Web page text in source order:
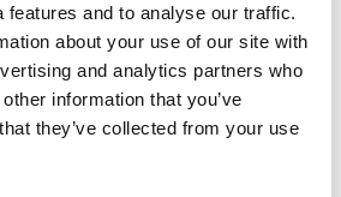
features and to analyse our traffic.
about your use of our site with
and analytics partners who
information that you’ve
they’ve collected from your use
Olpińska-Szkiełko
Jacek Giedrojć
Lew-Starowicz